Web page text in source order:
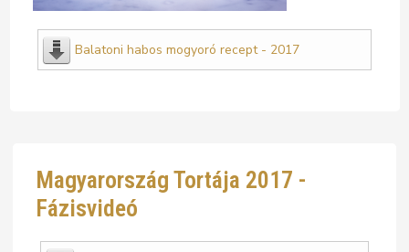
Balatoni habos mogyoró recept - 2017
Magyarország Tortája 2017 -
Fázisvideó